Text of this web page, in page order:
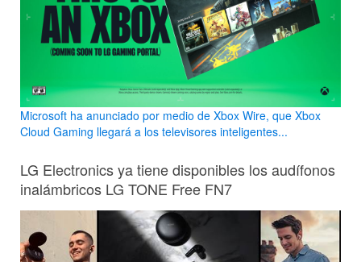
Microsoft ha anunciado por medio de Xbox Wire, que Xbox
Cloud Gaming llegará a los televisores inteligentes...
LG Electronics ya tiene disponibles los audífonos
inalámbricos LG TONE Free FN7